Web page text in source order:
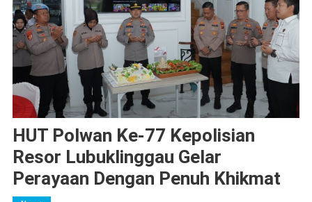
HUT Polwan Ke-77 Kepolisian
Resor Lubuklinggau Gelar
Perayaan Dengan Penuh Khikmat